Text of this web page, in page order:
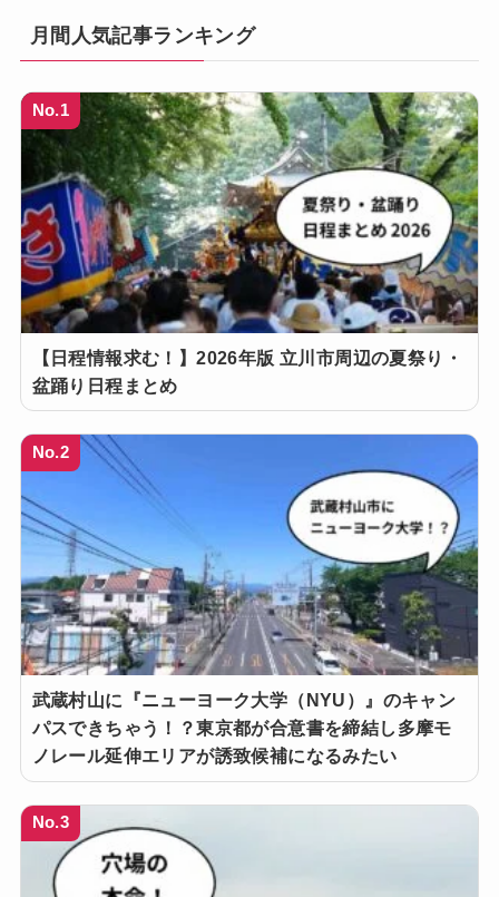
月間人気記事ランキング
No.1
【日程情報求む！】2026年版 立川市周辺の夏祭り・
盆踊り日程まとめ
No.2
武蔵村山に『ニューヨーク大学（NYU）』のキャン
パスできちゃう！？東京都が合意書を締結し多摩モ
ノレール延伸エリアが誘致候補になるみたい
No.3